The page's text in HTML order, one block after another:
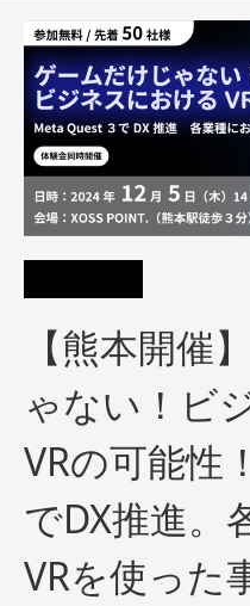
【熊本開催
ゃない！ビ
VRの可能性
でDX推進。
VRを使った